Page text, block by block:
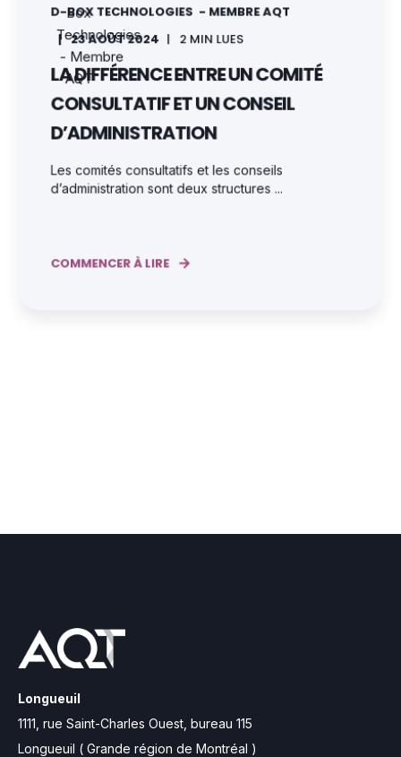
D-BOX TECHNOLOGIES - MEMBRE AQT
23 AOÛT 2024
2 MIN LUES
LA DIFFÉRENCE ENTRE UN COMITÉ
CONSULTATIF ET UN CONSEIL
D’ADMINISTRATION
Les comités consultatifs et les conseils
d’administration sont deux structures ...
COMMENCER À LIRE
Longueuil
1111, rue Saint-Charles Ouest, bureau 115
Longueuil ( Grande région de Montréal )